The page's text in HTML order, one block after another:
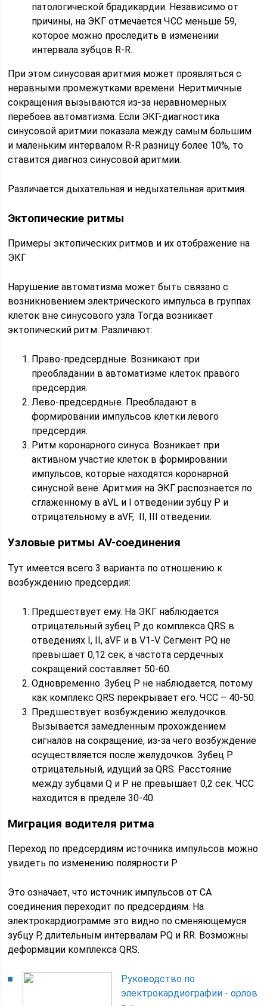
патологической брадикардии. Независимо от
причины, на ЭКГ отмечается ЧСС меньше 59,
которое можно проследить в изменении
интервала зубцов R-R.
При этом синусовая аритмия может проявляться с
неравными промежутками времени. Неритмичные
сокращения вызываются из-за неравномерных
перебоев автоматизма. Если ЭКГ-диагностика
синусовой аритмии показала между самым большим
и маленьким интервалом R-R разницу более 10%, то
ставится диагноз синусовой аритмии.
Различается дыхательная и недыхательная аритмия.
Эктопические ритмы
Примеры эктопических ритмов и их отображение на
ЭКГ
Нарушение автоматизма может быть связано с
возникновением электрического импульса в группах
клеток вне синусового узла Тогда возникает
эктопический ритм. Различают:
Право-предсердные. Возникают при
преобладании в автоматизме клеток правого
предсердия.
Лево-предсердные. Преобладают в
формировании импульсов клетки левого
предсердия.
Ритм коронарного синуса. Возникает при
активном участие клеток в формировании
импульсов, которые находятся коронарной
синусной вене. Аритмия на ЭКГ распознается по
сглаженному в aVL и I отведении зубцу P и
отрицательному в aVF, II, III отведении.
Узловые ритмы AV-соединения
Тут имеется всего 3 варианта по отношению к
возбуждению предсердия:
Предшествует ему. На ЭКГ наблюдается
отрицательный зубец P до комплекса QRS в
отведениях I, II, aVF и в V1-V. Сегмент PQ не
превышает 0,12 сек, а частота сердечных
сокращений составляет 50-60.
Одновременно. Зубец P не наблюдается, потому
как комплекс QRS перекрывает его. ЧСС – 40-50.
Предшествует возбуждению желудочков.
Вызывается замедленным прохождением
сигналов на сокращение, из-за чего возбуждение
осуществляется после желудочков. Зубец P
отрицательный, идущий за QRS. Расстояние
между зубцами Q и P не превышает 0,2 сек. ЧСС
находится в пределе 30-40.
Миграция водителя ритма
Переход по предсердиям источника импульсов можно
увидеть по изменению полярности P
Это означает, что источник импульсов от СА
соединения переходит по предсердиям. На
электрокардиограмме это видно по сменяющемуся
зубцу P, длительным интервалам PQ и RR. Возможны
деформации комплекса QRS.
Руководство по
электрокардиографии - орлов